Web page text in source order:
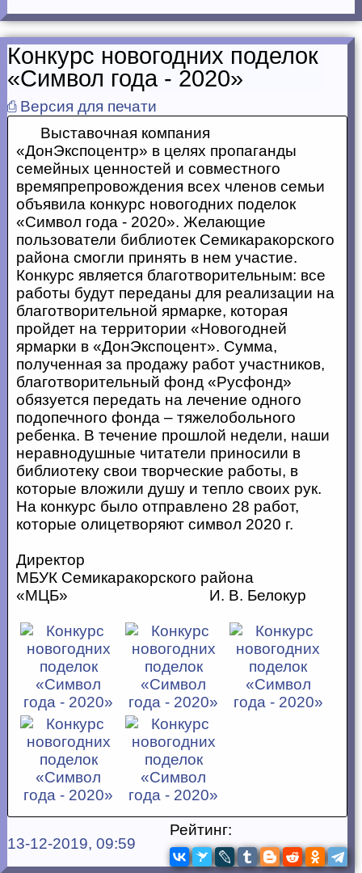
Конкурс новогодних поделок
«Символ года - 2020»
⎙ Версия для печати
Выставочная компания
«ДонЭкспоцентр» в целях пропаганды
семейных ценностей и совместного
времяпрепровождения всех членов семьи
объявила конкурс новогодних поделок
«Символ года - 2020». Желающие
пользователи библиотек Семикаракорского
района смогли принять в нем участие.
Конкурс является благотворительным: все
работы будут переданы для реализации на
благотворительной ярмарке, которая
пройдет на территории «Новогодней
ярмарки в «ДонЭкспоцент». Сумма,
полученная за продажу работ участников,
благотворительный фонд «Русфонд»
обязуется передать на лечение одного
подопечного фонда – тяжелобольного
ребенка. В течение прошлой недели, наши
неравнодушные читатели приносили в
библиотеку свои творческие работы, в
которые вложили душу и тепло своих рук.
На конкурс было отправлено 28 работ,
которые олицетворяют символ 2020 г.
Директор
МБУК Семикаракорского района
«МЦБ» И. В. Белокур
13-12-2019, 09:59
Рейтинг: